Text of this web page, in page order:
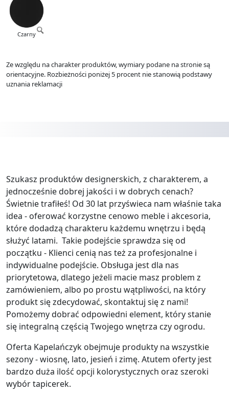
Czarny
Ze względu na charakter produktów, wymiary podane na stronie są
orientacyjne. Rozbieżności poniżej 5 procent nie stanowią podstawy
uznania reklamacji
Szukasz produktów designerskich, z charakterem, a
jednocześnie dobrej jakości i w dobrych cenach?
Świetnie trafiłeś! Od 30 lat przyświeca nam właśnie taka
idea - oferować korzystne cenowo meble i akcesoria,
które dodadzą charakteru każdemu wnętrzu i będą
służyć latami. Takie podejście sprawdza się od
początku - Klienci cenią nas też za profesjonalne i
indywidualne podejście. Obsługa jest dla nas
priorytetowa, dlatego jeżeli macie masz problem z
zamówieniem, albo po prostu wątpliwości, na który
produkt się zdecydować, skontaktuj się z nami!
Pomożemy dobrać odpowiedni element, który stanie
się integralną częścią Twojego wnętrza czy ogrodu.
Oferta Kapelańczyk obejmuje produkty na wszystkie
sezony - wiosnę, lato, jesień i zimę. Atutem oferty jest
bardzo duża ilość opcji kolorystycznych oraz szeroki
wybór tapicerek.